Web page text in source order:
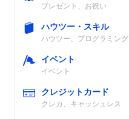
プレゼント、お祝い
ハウツー・スキル
ハウツー、プログラミング
イベント
イベント
クレジットカード
クレカ、キャッシュレス